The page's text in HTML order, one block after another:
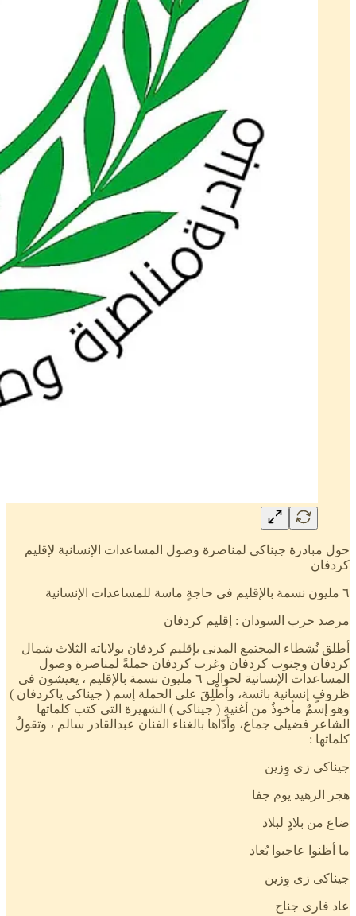
حول مبادرة جيناكى لمناصرة وصول المساعدات الإنسانية لإقليم
كردفان
٦ مليون نسمة بالإقليم فى حاجةٍ ماسة للمساعدات الإنسانية
مرصد حرب السودان : إقليم كردفان
أطلق نُشطاء المجتمع المدنى بإقليم كردفان بولاياته الثلاث شمال
كردفان وجنوب كردفان وغرب كردفان حملةً لمناصرة وصول
المساعدات الإنسانية لحوالى ٦ مليون نسمة بالإقليم ، يعيشون فى
ظروفٍ إنسانية بائسة، وأُطْلِقَ على الحملة إسم ( جيناكى ياكردفان )
وهو إسمٌ مأخوذٌ من أغنيةِ ( جيناكى ) الشهيرة التى كتب كلماتها
الشاعر فضيلى جماع، وأدّاها بالغناء الفنان عبدالقادر سالم ، وتقولُ
كلماتها :
جيناكى زى وِزين
هجر الرهيد يوم جفا
ضاع من بلادٍ لبلاد
ما أظنوا عاجبوا بُعاد
جيناكى زى وِزين
عاد فارى جناح